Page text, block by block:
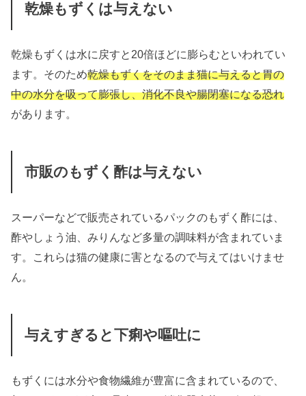
乾燥もずくは与えない
乾燥もずくは水に戻すと20倍ほどに膨らむといわれてい
ます。そのため乾燥もずくをそのまま猫に与えると胃の
中の水分を吸って膨張し、消化不良や腸閉塞になる恐れ
があります。
市販のもずく酢は与えない
スーパーなどで販売されているパックのもずく酢には、
酢やしょう油、みりんなど多量の調味料が含まれていま
す。これらは猫の健康に害となるので与えてはいけませ
ん。
与えすぎると下痢や嘔吐に
もずくには水分や食物繊維が豊富に含まれているので、